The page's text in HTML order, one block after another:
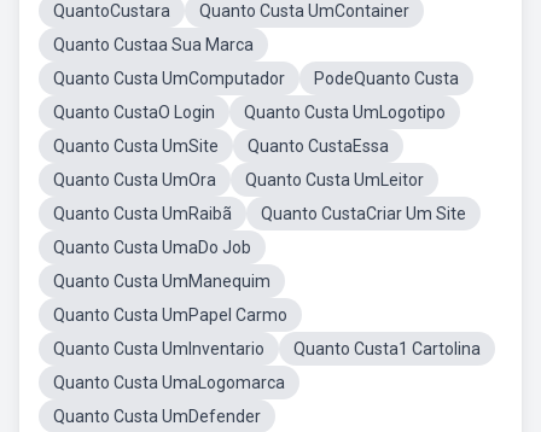
QuantoCustara
Quanto Custa UmContainer
Quanto Custaa Sua Marca
Quanto Custa UmComputador
PodeQuanto Custa
Quanto CustaO Login
Quanto Custa UmLogotipo
Quanto Custa UmSite
Quanto CustaEssa
Quanto Custa UmOra
Quanto Custa UmLeitor
Quanto Custa UmRaibã
Quanto CustaCriar Um Site
Quanto Custa UmaDo Job
Quanto Custa UmManequim
Quanto Custa UmPapel Carmo
Quanto Custa UmInventario
Quanto Custa1 Cartolina
Quanto Custa UmaLogomarca
Quanto Custa UmDefender